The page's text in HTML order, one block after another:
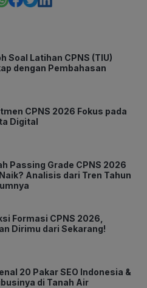
Soal Latihan CPNS (TIU)
dengan Pembahasan
CPNS 2026 Fokus pada
Digital
Passing Grade CPNS 2026
Analisis dari Tren Tahun
Formasi CPNS 2026,
Dirimu dari Sekarang!
20 Pakar SEO Indonesia &
di Tanah Air